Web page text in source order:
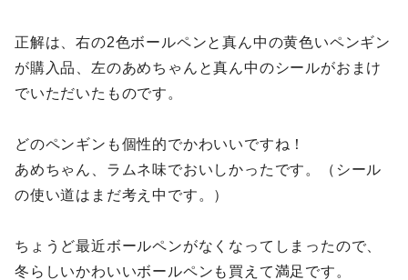
正解は、右の2色ボールペンと真ん中の黄色いペンギン
が購入品、左のあめちゃんと真ん中のシールがおまけ
でいただいたものです。
どのペンギンも個性的でかわいいですね！
あめちゃん、ラムネ味でおいしかったです。（シール
の使い道はまだ考え中です。）
ちょうど最近ボールペンがなくなってしまったので、
冬らしいかわいいボールペンも買えて満足です。